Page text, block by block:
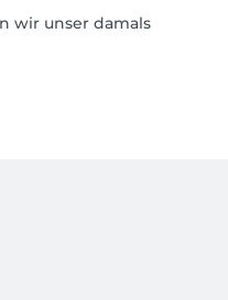
wir unser damals